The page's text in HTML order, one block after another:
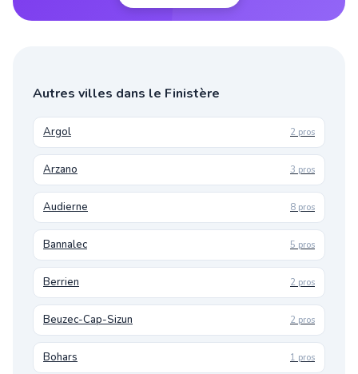
Autres villes dans le Finistère
Argol 2 pros
Arzano 3 pros
Audierne 8 pros
Bannalec 5 pros
Berrien 2 pros
Beuzec-Cap-Sizun 2 pros
Bohars 1 pros